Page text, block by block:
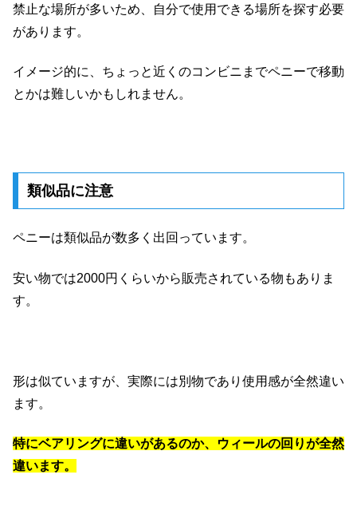
禁止な場所が多いため、自分で使用できる場所を探す必要
があります。
イメージ的に、ちょっと近くのコンビニまでペニーで移動
とかは難しいかもしれません。
類似品に注意
ペニーは類似品が数多く出回っています。
安い物では2000円くらいから販売されている物もありま
す。
形は似ていますが、実際には別物であり使用感が全然違い
ます。
特にベアリングに違いがあるのか、ウィールの回りが全然
違います。